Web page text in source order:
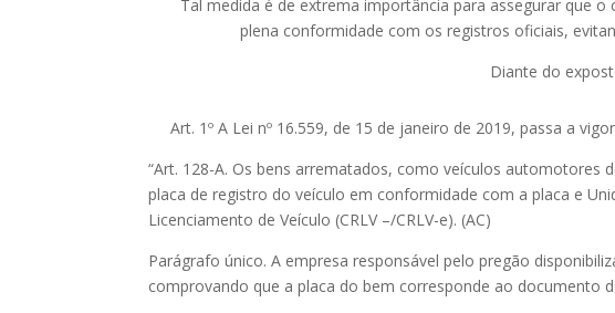
Tal medida é de extrema importância para assegurar que
plena conformidade com os registros oficiais,
Diante do
Art. 1º A Lei nº 16.559, de 15 de janeiro de 2019, passa a
“Art. 128-A. Os bens arrematados, como veículos
placa de registro do veículo em conformidade com a placa e
Licenciamento de Veículo (CRLV –/CRLV-e). (AC)
Parágrafo único. A empresa responsável pelo pregão
comprovando que a placa do bem corresponde ao documento